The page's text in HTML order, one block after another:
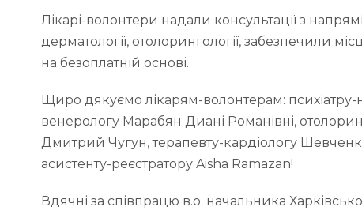
Лікарі-волонтери надали консультації з напрямів
дерматології, отолорингології, забезпечили
на безоплатній основі.
Щиро дякуємо лікарям-волонтерам:
венерологу Марабян Диані Романівні,
Дмитрий Чугун, терапевту-кардіологу
асистенту-реєстратору Aisha Ramazan!
Вдячні за співпрацю в.о. начальника